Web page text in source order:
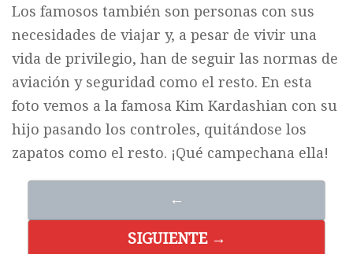
Los famosos también son personas con sus
necesidades de viajar y, a pesar de vivir una
vida de privilegio, han de seguir las normas de
aviación y seguridad como el resto. En esta
foto vemos a la famosa Kim Kardashian con su
hijo pasando los controles, quitándose los
zapatos como el resto. ¡Qué campechana ella!
←
SIGUIENTE →